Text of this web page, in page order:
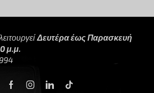
Δευτέρα έως Παρασκευή
μ.μ.